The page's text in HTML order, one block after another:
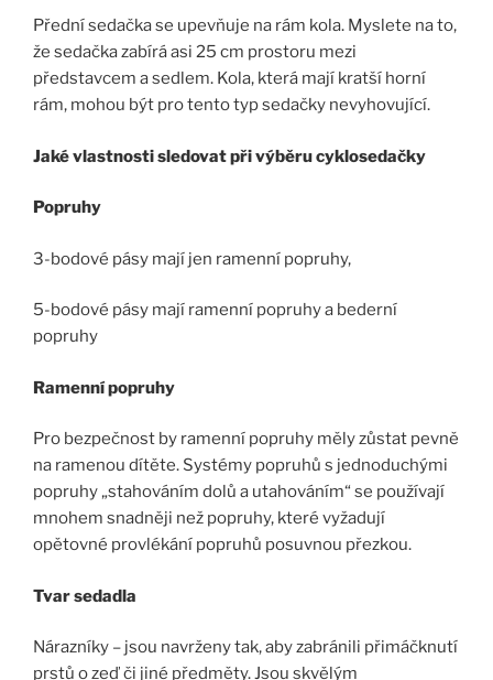
Přední sedačka se upevňuje na rám kola. Myslete na to,
že sedačka zabírá asi 25 cm prostoru mezi
představcem a sedlem. Kola, která mají kratší horní
rám, mohou být pro tento typ sedačky nevyhovující.
Jaké vlastnosti sledovat při výběru cyklosedačky
Popruhy
3-bodové pásy mají jen ramenní popruhy,
5-bodové pásy mají ramenní popruhy a bederní
popruhy
Ramenní popruhy
Pro bezpečnost by ramenní popruhy měly zůstat pevně
na ramenou dítěte. Systémy popruhů s jednoduchými
popruhy „stahováním dolů a utahováním“ se používají
mnohem snadněji než popruhy, které vyžadují
opětovné provlékání popruhů posuvnou přezkou.
Tvar sedadla
Nárazníky – jsou navrženy tak, aby zabránili přimáčknutí
prstů o zeď či jiné předměty. Jsou skvělým